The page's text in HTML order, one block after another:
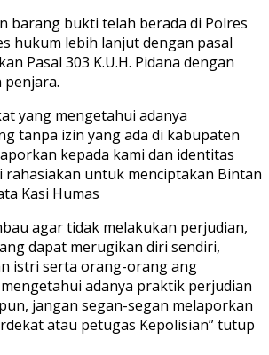
barang bukti telah berada di Polres
hukum lebih lanjut dengan pasal
Pasal 303 K.U.H. Pidana dengan
penjara.
yang mengetahui adanya
tanpa izin yang ada di kabupaten
kepada kami dan identitas
rahasiakan untuk menciptakan Bintan
Kasi Humas
agar tidak melakukan perjudian,
dapat merugikan diri sendiri,
istri serta orang-orang ang
adanya praktik perjudian
jangan segan-segan melaporkan
atau petugas Kepolisian” tutup